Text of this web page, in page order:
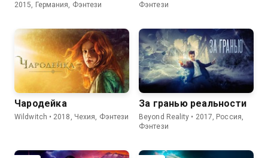
2015, Германия, Фэнтези
Фэнтези
Чародейка
Wildwitch • 2018, Чехия, Фэнтези
За гранью реальности
Beyond Reality • 2017, Россия,
Фэнтези